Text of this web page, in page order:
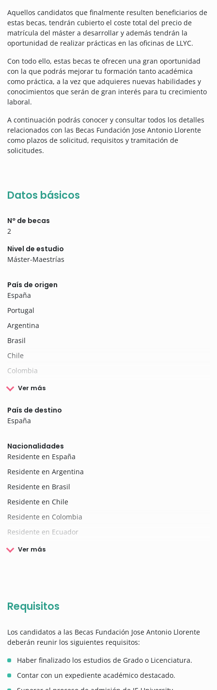
Aquellos candidatos que finalmente resulten beneficiarios de
estas becas, tendrán cubierto el coste total del precio de
matrícula del máster a desarrollar y además tendrán la
oportunidad de realizar prácticas en las oficinas de LLYC.
Con todo ello, estas becas te ofrecen una gran oportunidad
con la que podrás mejorar tu formación tanto académica
como práctica, a la vez que adquieres nuevas habilidades y
conocimientos que serán de gran interés para tu crecimiento
laboral.
A continuación podrás conocer y consultar todos los detalles
relacionados con las Becas Fundación Jose Antonio Llorente
como plazos de solicitud, requisitos y tramitación de
solicitudes.
Datos básicos
Nº de becas
2
Nivel de estudio
Máster-Maestrías
País de origen
España
Portugal
Argentina
Brasil
Chile
Colombia
Ver más
País de destino
España
Nacionalidades
Residente en España
Residente en Argentina
Residente en Brasil
Residente en Chile
Residente en Colombia
Residente en Ecuador
Ver más
Requisitos
Los candidatos a las Becas Fundación Jose Antonio Llorente
deberán reunir los siguientes requisitos:
Haber finalizado los estudios de Grado o Licenciatura.
Contar con un expediente académico destacado.